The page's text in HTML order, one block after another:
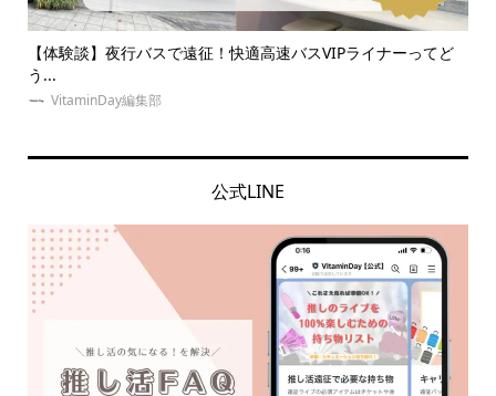
VIPライナーってど
推し活ネイルで指先に推しへの愛を表現！自
公式LINE